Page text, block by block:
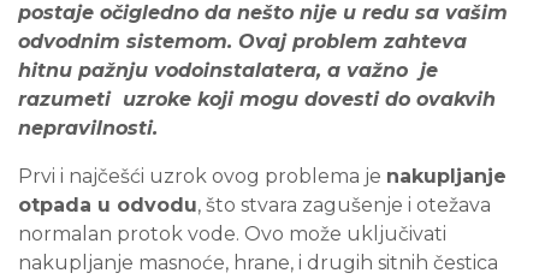
postaje očigledno da nešto nije u redu sa vašim
odvodnim sistemom. Ovaj problem zahteva
hitnu pažnju vodoinstalatera, a važno je
razumeti uzroke koji mogu dovesti do ovakvih
nepravilnosti.
Prvi i najčešći uzrok ovog problema je nakupljanje
otpada u odvodu, što stvara zagušenje i otežava
normalan protok vode. Ovo može uključivati
nakupljanje masnoće, hrane, i drugih sitnih čestica